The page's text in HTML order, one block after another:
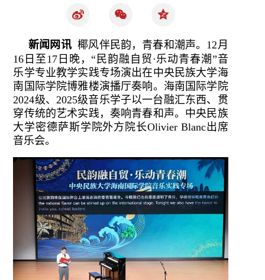
新闻网讯 椰风伴民韵，青春和潮声。12月
16日至17日晚，“民韵融自贸·乐动青春潮”音
乐学专业教学实践专场演出在中央民族大学海
南国际学院博雅楼演播厅奏响。海南国际学院
2024级、2025级音乐学子以一台融汇东西、贯
穿传统的艺术实践，奏响青春和声。中央民族
大学密德萨斯学院外方院长Olivier Blanc出席
音乐会。